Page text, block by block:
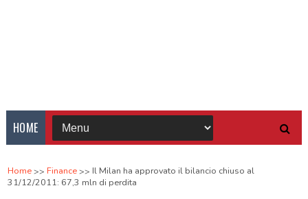
HOME
Home Finance
Il Milan ha approvato il bilancio chiuso al
31/12/2011: 67,3 mln di perdita